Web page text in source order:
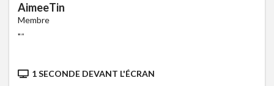
AimeeTin
Membre
""
1 SECONDE DEVANT L'ÉCRAN